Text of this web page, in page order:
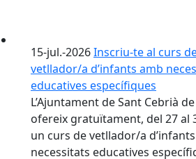
15-jul.-2026Inscriu-te al curs
vetllador/a d’infants amb
educatives específiques
L’Ajuntament de Sant Cebrià
ofereix gratuïtament, del 27 al
un curs de vetllador/a
necessitats educatives